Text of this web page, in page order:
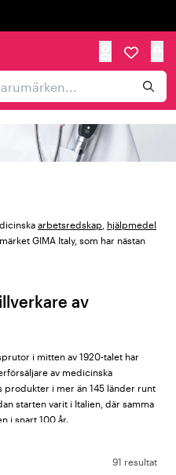
arbetsredskap hjälpmedel
GIMA Italy, som har nästan
av
i mitten av 1920-talet har
av medicinska
produkter i mer än 145 länder runt
starten varit i Italien, där samma
i snart 100 år.
och prisvärda91 resultat